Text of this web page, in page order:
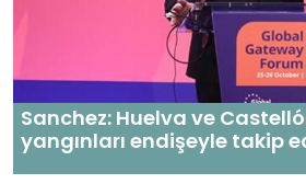
Sanchez: Huelva ve
yangınları endişeyle takip